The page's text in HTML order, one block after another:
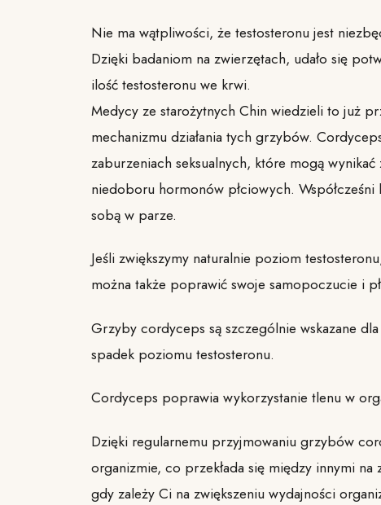
Nie ma wątpliwości, że testosteronu jest
Dzięki badaniom na zwierzętach, udało się
ilość testosteronu we krwi.
Medycy ze starożytnych Chin wiedzieli to już
mechanizmu działania tych grzybów.
zaburzeniach seksualnych, które mogą
niedoboru hormonów płciowych.
sobą w parze.
Jeśli zwiększymy naturalnie poziom
można także poprawić swoje samopoczucie i
Grzyby cordyceps są szczególnie wskazane
spadek poziomu testosteronu.
Cordyceps poprawia wykorzystanie tlenu w
Dzięki regularnemu przyjmowaniu grzybów
organizmie, co przekłada się między innymi na
gdy zależy Ci na zwiększeniu wydajności